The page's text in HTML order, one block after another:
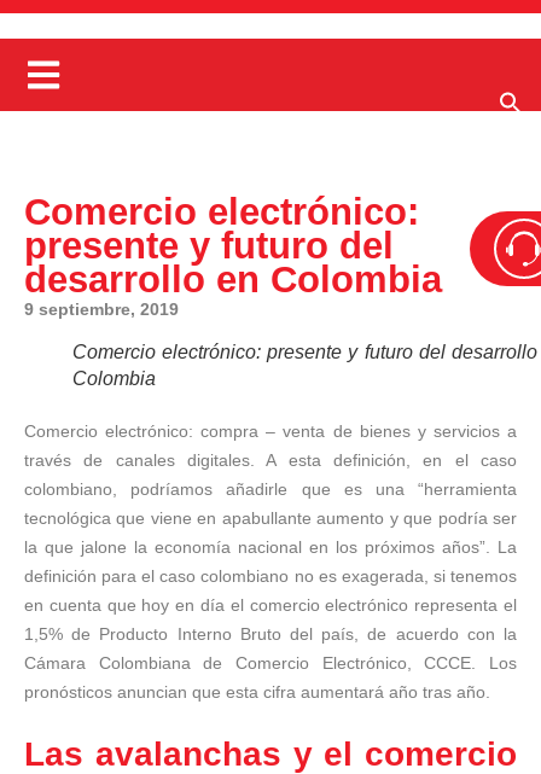
Comercio electrónico:
presente y futuro del
desarrollo en Colombia
9 septiembre, 2019
Comercio electrónico: presente y futuro del
Colombia
Comercio electrónico: compra – venta de bienes y servicios a
través de canales digitales. A esta definición, en el caso
colombiano, podríamos añadirle que es una “herramienta
tecnológica que viene en apabullante aumento y que podría ser
la que jalone la economía nacional en los próximos años”. La
definición para el caso colombiano no es exagerada, si tenemos
en cuenta que hoy en día el comercio electrónico representa el
1,5% de Producto Interno Bruto del país, de acuerdo con la
Cámara Colombiana de Comercio Electrónico, CCCE. Los
pronósticos anuncian que esta cifra aumentará año tras año.
Las avalanchas y el comercio